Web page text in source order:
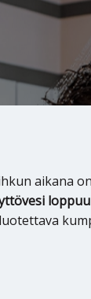
aikana